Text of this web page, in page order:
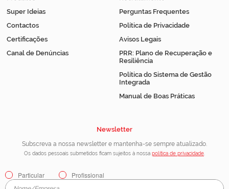
Super Ideias
Contactos
Certificações
Canal de Denúncias
Perguntas Frequentes
Política de Privacidade
Avisos Legais
PRR: Plano de Recuperação e
Resiliência
Política do Sistema de Gestão
Integrada
Manual de Boas Práticas
Newsletter
Subscreva a nossa newsletter e mantenha-se sempre atualizado.
Os dados pessoais submetidos ficam sujeitos à nossa política de privacidade
Particular Profissional